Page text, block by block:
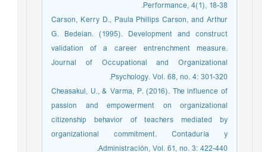
Performance, 4(1), 18-38.
Carson, Kerry D., Paula Phillips Carson, and Arthur
G. Bedeian. (1995). Development and construct
validation of a career entrenchment measure.
Journal of Occupational and Organizational
Psychology. Vol. 68, no. 4: 301-320.
Cheasakul, U., & Varma, P. (2016). The influence of
passion and empowerment on organizational
citizenship behavior of teachers mediated by
organizational commitment. Contaduría y
Administración, Vol. 61, no. 3: 422-440.